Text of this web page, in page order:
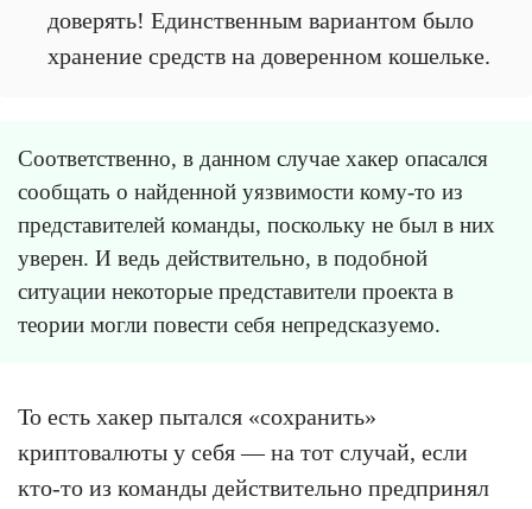
доверять! Единственным вариантом было
хранение средств на доверенном кошельке.
Соответственно, в данном случае хакер опасался
сообщать о найденной уязвимости кому-то из
представителей команды, поскольку не был в них
уверен. И ведь действительно, в подобной
ситуации некоторые представители проекта в
теории могли повести себя непредсказуемо.
То есть хакер пытался «сохранить»
криптовалюты у себя — на тот случай, если
кто-то из команды действительно предпринял